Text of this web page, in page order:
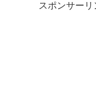
スポンサーリ